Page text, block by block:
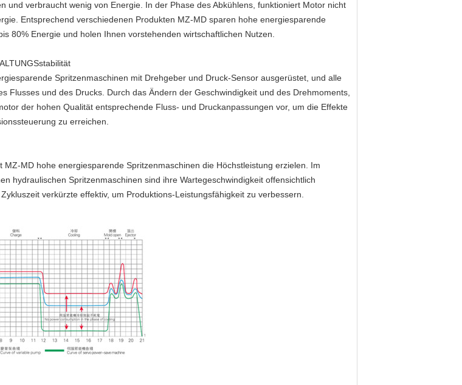
und verbraucht wenig von Energie. In der Phase des Abkühlens, funktioniert Motor nicht
Entsprechend verschiedenen Produkten MZ-MD sparen hohe energiesparende
80% Energie und holen Ihnen vorstehenden wirtschaftlichen Nutzen.
Spritzenmaschinen mit Drehgeber und Druck-Sensor ausgerüstet, und alle
Flusses und des Drucks. Durch das Ändern der Geschwindigkeit und des Drehmoments,
der hohen Qualität entsprechende Fluss- und Druckanpassungen vor, um die Effekte
zu erreichen.
MZ-MD hohe energiesparende Spritzenmaschinen die Höchstleistung erzielen. Im
hydraulischen Spritzenmaschinen sind ihre Wartegeschwindigkeit offensichtlich
verkürzte effektiv, um Produktions-Leistungsfähigkeit zu verbessern.